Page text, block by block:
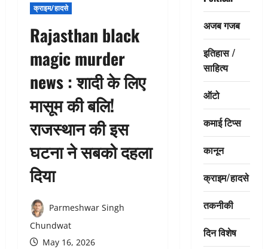
क्राइम/हादसे
Rajasthan black
magic murder
news : शादी के लिए
मासूम की बलि!
राजस्थान की इस
घटना ने सबको दहला
दिया
Parmeshwar Singh
Chundwat
May 16, 2026
अजब गजब
इतिहास /
साहित्य
ऑटो
कमाई टिप्स
कानून
क्राइम/हादसे
तकनीकी
दिन विशेष